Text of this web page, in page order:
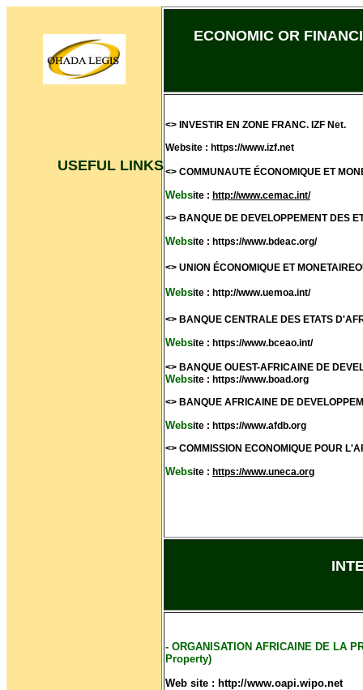
USEFUL LINKS
ECONOMIC OR
<> INVESTIR EN ZONE FRANC. IZF Net.
Website : https://www.izf.net
<> COMMUNAUTE ÉCONOMIQUE ET
Website : http://www.cemac.int/
<> BANQUE DE DEVELOPPEMENT DES
Website : https://www.bdeac.org/
<> UNION ÉCONOMIQUE ET
Website : http://www.uemoa.int/
<> BANQUE CENTRALE DES ETATS
Website : https://www.bceao.int/
<> BANQUE OUEST-AFRICAINE DE
Website : https://www.boad.org
<> BANQUE AFRICAINE DE
Website : https://www.afdb.org
<> COMMISSION ECONOMIQUE POUR
Website : https://www.uneca.org
- ORGANISATION AFRICAINE DE LA
Property)
Web site : http://www.oapi.wipo.net